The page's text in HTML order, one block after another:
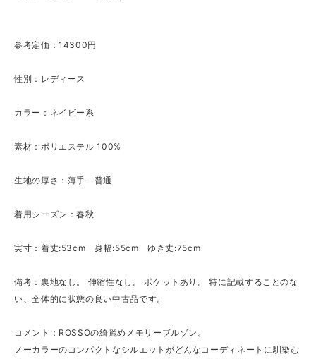
参考定価：14300円
性別：レディース
カラー：ネイビー系
素材：ポリエステル 100%
生地の厚さ：薄手－普通
着用シーズン：春秋
実寸：着丈:53cm 身幅:55cm ゆき丈:75cm
備考：裏地なし。 伸縮性なし。 ポケットあり。 特に記載することのな
い、全体的に状態の良い中古品です。
コメント：ROSSOの綺麗めメモリーブルゾン。
ノーカラーのコンパクトなシルエットがどんなコーディネートに馴染む